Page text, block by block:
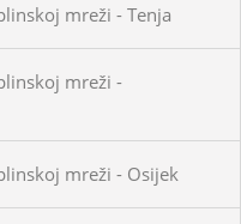
mreži - Tenja
mreži -
mreži - Osijek